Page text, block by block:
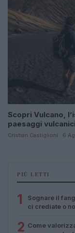
Scopri Vulcano,
paesaggi vulcanici
Cristian Castiglioni · 6
PIÙ LETTI
1
Sognare il
ci crediate o
2 Come